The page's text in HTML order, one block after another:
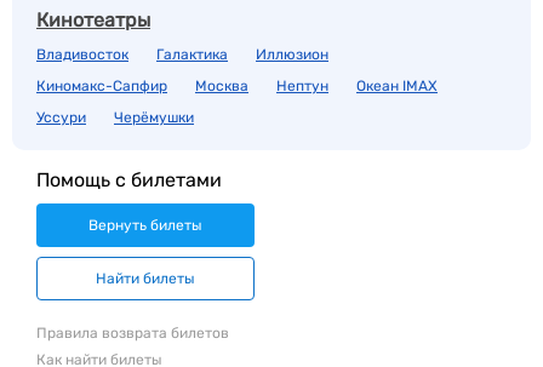
Кинотеатры
Владивосток Галактика
Иллюзион
Киномакс-Сапфир
Москва Нептун
Океан IMAX
Уссури
Черёмушки
Помощь с билетами
Вернуть билеты
Найти билеты
Правила возврата билетов
Как найти билеты